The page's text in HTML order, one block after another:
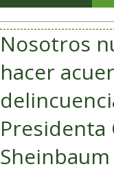
Nosotros
hacer
Presidenta
Sheinbaum